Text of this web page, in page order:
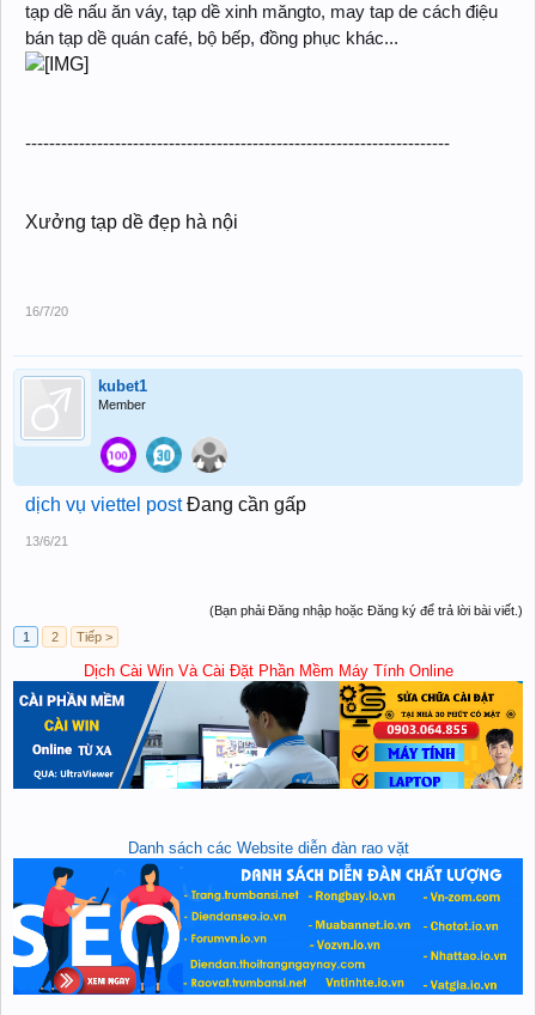
tạp dề nấu ăn váy, tạp dề xinh măngto, may tap de cách điệu
bán tạp dề quán café, bộ bếp, đồng phục khác...
-----------------------------------------------------------------------
Xưởng tạp dề đẹp hà nội
16/7/20
kubet1
Member
dịch vụ viettel postĐang cần gấp
13/6/21
(Bạn phải Đăng nhập hoặc Đăng ký để trả lời bài viết.)
1
2 Tiếp >
Dịch Cài Win Và Cài Đặt Phần Mềm Máy Tính Online
Danh sách các Website diễn đàn rao vặt